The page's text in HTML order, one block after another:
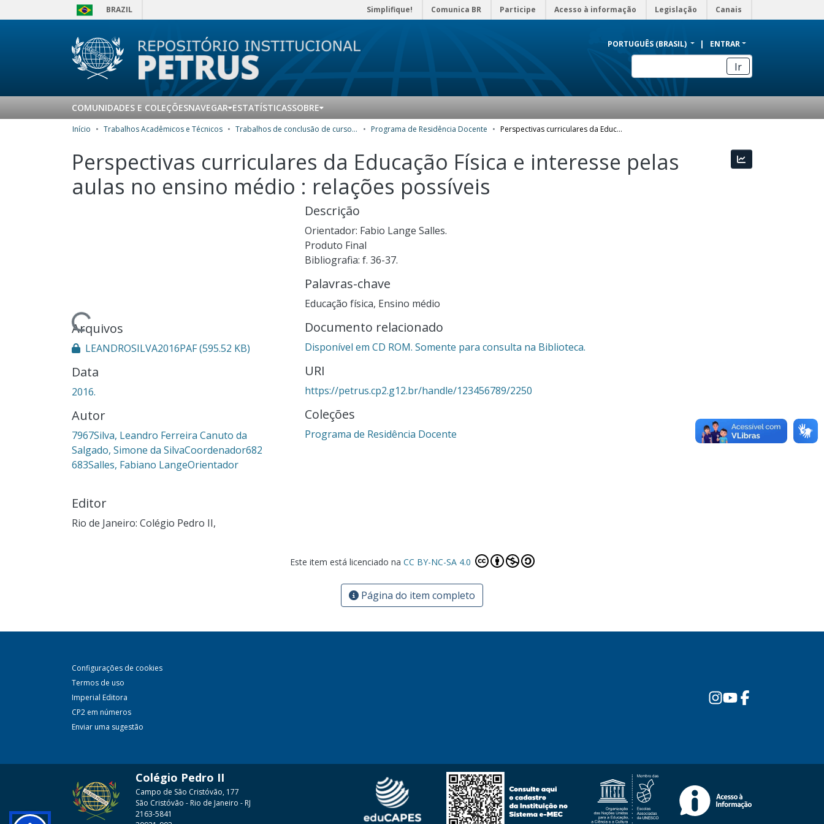
BRAZIL Simplifique! Comunica BR Participe Acesso à informação Legislação Canais
PORTUGUÊS (BRASIL) ENTRAR
Ir
COMUNIDADES E COLEÇÕESNAVEGAR ESTATÍSTICASSOBRE
Início Trabalhos Acadêmicos e Técnicos Trabalhos de conclusão de curso de Especialização Programa de Residência Docente Perspectivas curriculares da Educação Física e interesse pelas aulas no ensino médio : relações possíveis
Perspectivas curriculares da Educação Física e interesse pelas
aulas no ensino médio : relações possíveis
Carregando...Arquivos
LEANDROSILVA2016PAF(595.52 KB)
Data
2016.
Autor
7967Silva, Leandro Ferreira Canuto da
Salgado, Simone da SilvaCoordenador682
683Salles, Fabiano LangeOrientador
Editor
Rio de Janeiro: Colégio Pedro II,
Descrição
Orientador: Fabio Lange Salles.
Produto Final
Bibliografia: f. 36-37.
Palavras-chave
Educação física, Ensino médio
Documento relacionado
Disponível em CD ROM. Somente para consulta na Biblioteca.
URI
https://petrus.cp2.g12.br/handle/123456789/2250
Coleções
Programa de Residência Docente
Este item está licenciado na CC BY-NC-SA 4.0
Página do item completo
Configurações de cookies
Termos de uso
Imperial Editora
CP2 em números
Enviar uma sugestão
Colégio Pedro II
Campo de São Cristóvão, 177
São Cristóvão - Rio de Janeiro - RJ
2163-5841